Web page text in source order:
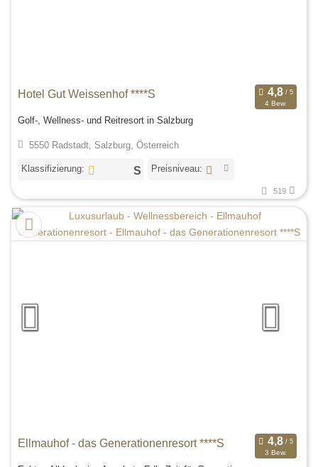
Hotel Gut Weissenhof ****S
4 Bew.
Golf-, Wellness- und Reitresort in Salzburg
5550 Radstadt, Salzburg, Österreich
Klassifizierung: Preisniveau:
519
Ellmauhof - das Generationenresort ****S
3 Bew.